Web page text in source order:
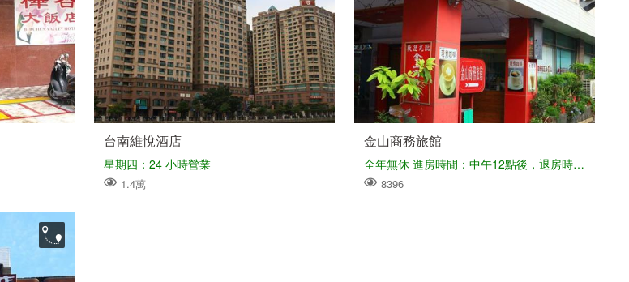
台南維悅酒店
星期四：24 小時營業
1.4萬
金山商務旅館
全年無休 進房時間：中午12點後，退房時間：上午11點前
8396